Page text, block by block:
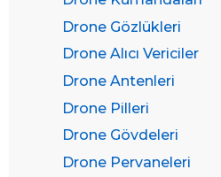
Drone Gözlükleri
Drone Alıcı Vericiler
Drone Antenleri
Drone Pilleri
Drone Gövdeleri
Drone Pervaneleri